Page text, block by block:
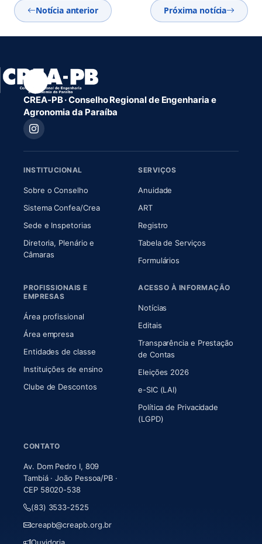
Notícia anterior Próxima notícia
CREA-PB · Conselho Regional de Engenharia e
Agronomia da Paraíba
INSTITUCIONAL
Sobre o Conselho(abre em nova aba)
Sistema Confea/Crea(abre em nova aba)
Sede e Inspetorias
Diretoria, Plenário e
Câmaras(abre em nova aba)
SERVIÇOS
Anuidade
ART(abre em nova aba)
Registro
Tabela de Serviços
Formulários
PROFISSIONAIS E
EMPRESAS
Área profissional
Área empresa
Entidades de classe
Instituições de ensino
Clube de Descontos
ACESSO À INFORMAÇÃO
Notícias
Editais
Transparência e Prestação
de Contas
Eleições 2026
e-SIC (LAI)
Política de Privacidade
(LGPD)
CONTATO
Av. Dom Pedro I, 809
Tambiá · João Pessoa/PB ·
CEP 58020-538
(83) 3533-2525
creapb@creapb.org.br